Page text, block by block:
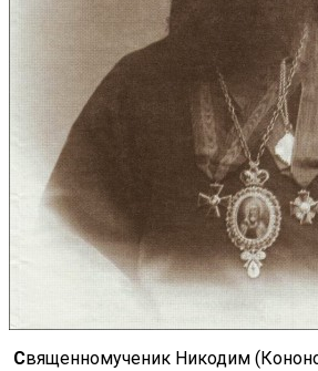
Священномученик Никодим